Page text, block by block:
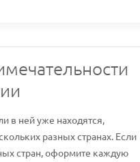
в ней уже находятся,
разных странах. Если
стран, оформите каждую